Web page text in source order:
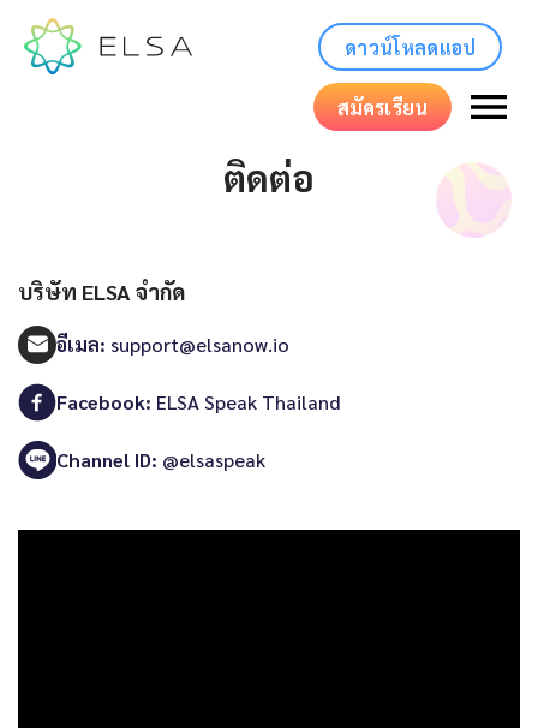
ดาวน์โหลดแอป
สมัครเรียน
ติดต่อ
บริษัท ELSA จำกัด
อีเมล: support@elsanow.io
Facebook: ELSA Speak Thailand
Channel ID: @elsaspeak